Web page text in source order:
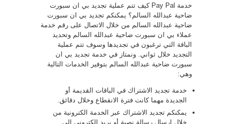
خدمة Pay Pal كيف تتم عملية تجديد بي ان سبورت
ضاحية عبدالله السالم؟ يمكنكم تجديد بي ان سبورت
ضاحية عبدالله السالم من خلال الاتصال على رقم خدمة
عملاء بي ان سبورت ضاحية عبدالله السالم وتحديد
الباقة التي ترغبون في تجديدها وسوف تتم عملية
التجديد خلال ثواني. ونمتاز في خدمة تجديد بي ان
سبورت ضاحية عبدالله السالم بتوفير الخدمات التالية
وهي:
خدمة تجديد الاشتراك في الباقات القديمة أو
الجديدة مهما كانت فترة الانقطاع وخلال دقائق.
يمكنكم تجديد الاشتراك عبر الخدمة الكترونية من
خلال ارسال رسالة نصية أو بريد الكتروني إلى